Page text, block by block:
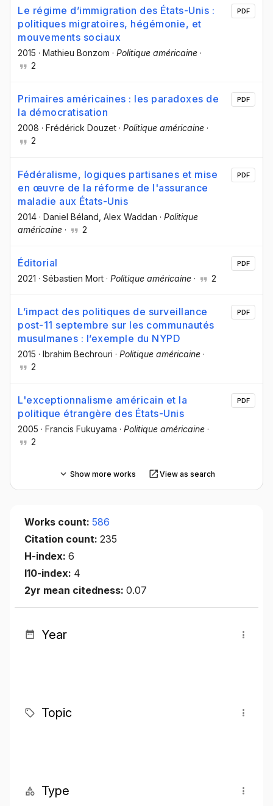
Le régime d’immigration des États-Unis :
politiques migratoires, hégémonie, et
mouvements sociaux
2015 · Mathieu Bonzom · Politique américaine ·
2
PDF
Primaires américaines : les paradoxes de
la démocratisation
2008 · Frédérick Douzet · Politique américaine ·
2
PDF
Fédéralisme, logiques partisanes et mise
en œuvre de la réforme de l'assurance
maladie aux États-Unis
2014 · Daniel Béland , Alex Waddan · Politique
américaine · 2
PDF
Éditorial
2021 · Sébastien Mort · Politique américaine · 2
PDF
L’impact des politiques de surveillance
post-11 septembre sur les communautés
musulmanes : l’exemple du NYPD
2015 · Ibrahim Bechrouri · Politique américaine ·
2
PDF
L'exceptionnalisme américain et la
politique étrangère des États-Unis
2005 · Francis Fukuyama · Politique américaine ·
2
PDF
Show more works View as search
Works count: 586
Citation count: 235
H-index: 6
I10-index: 4
2yr mean citedness: 0.07
Year
Topic
Type